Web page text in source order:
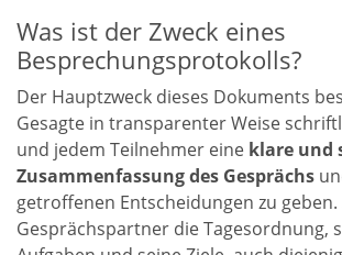
Was ist der Zweck eines
Besprechungsprotokolls?
Der Hauptzweck dieses Dokuments
Gesagte in transparenter Weise
und jedem Teilnehmer eine klare
Zusammenfassung des Gesprächs
getroffenen Entscheidungen zu
Gesprächspartner die Tagesordnung,